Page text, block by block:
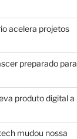
acelera projetos
preparado para
produto digital a
mudou nossa